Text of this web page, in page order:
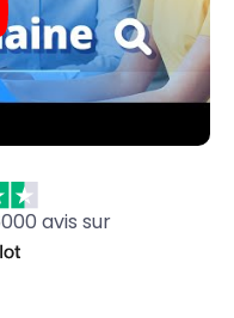
avis sur